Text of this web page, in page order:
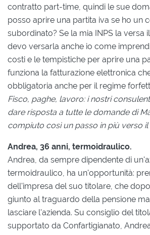
contratto part-time, quindi le sue
posso aprire una partita iva se ho un
subordinato? Se la mia INPS la versa
devo versarla anche io come
costi e le tempistiche per aprire una
funziona la fatturazione elettronica
obbligatoria anche per il regime
Fisco, paghe, lavoro: i nostri
dare risposta a tutte le domande di
compiuto così un passo in più verso
Andrea, 36 anni, termoidraulico.
Andrea, da sempre dipendente di
termoidraulico, ha un'opportunità:
dell'impresa del suo titolare, che
giunto al traguardo della pensione
lasciare l'azienda. Su consiglio del
supportato da Confartigianato,